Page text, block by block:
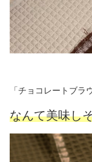
「チョコレートブラ
なんて美味し